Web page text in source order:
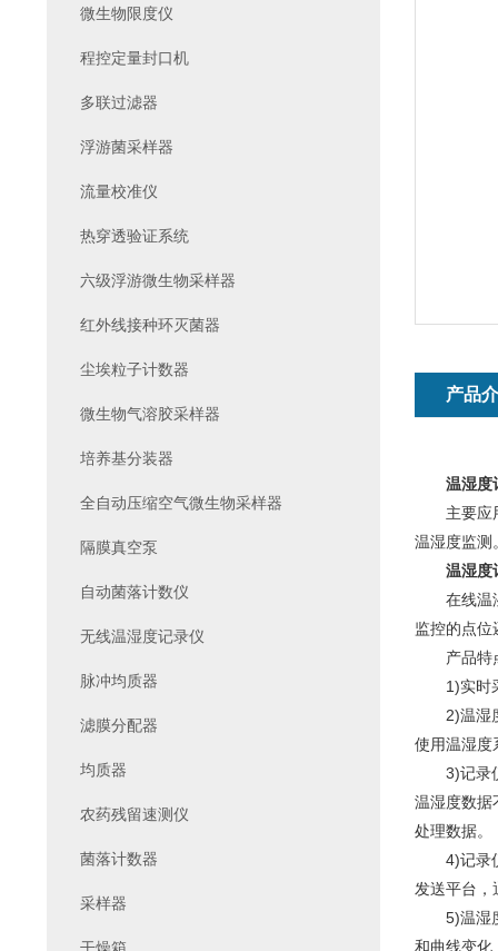
产品
温湿度
主要应用
温湿度监测
温湿度
在线温湿
监控的点位
产品特
1)实时采
2)温湿度
使用温湿度
3)记录仪
温湿度数据
处理数据。
4)记录仪
发送平台，
5)温湿度
和曲线变化
微生物限度仪
程控定量封口机
多联过滤器
浮游菌采样器
流量校准仪
热穿透验证系统
六级浮游微生物采样器
红外线接种环灭菌器
尘埃粒子计数器
微生物气溶胶采样器
培养基分装器
全自动压缩空气微生物采样器
隔膜真空泵
自动菌落计数仪
无线温湿度记录仪
脉冲均质器
滤膜分配器
均质器
农药残留速测仪
菌落计数器
采样器